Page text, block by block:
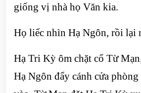
giống vị nhà họ Văn kia.
Họ liếc nhìn Hạ Ngôn, rồi lại
Hạ Tri Kỳ ôm chặt cổ Từ
Hạ Ngôn đẩy cánh cửa